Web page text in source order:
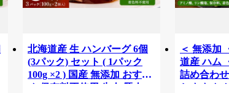
北海道産 生 ハンバーグ 6個
(3パック) セット ( 1パック
100g ×2 ) 国産 無添加 おすす
め 保存料不使用 牛肉 豚肉
＜ 無添加
道産 ハム
詰め合わ
おすすめ